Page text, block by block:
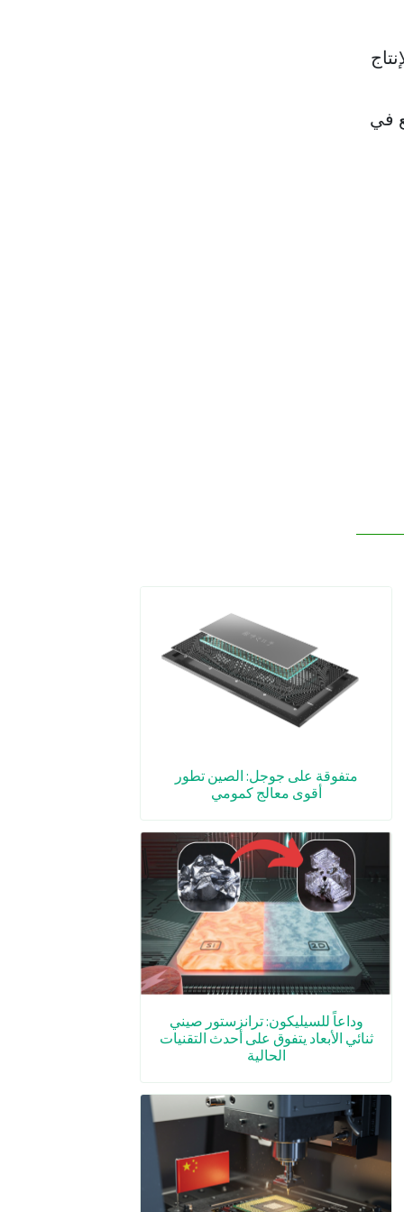
في
متفوقة على جوجل: الصين تطور
أقوى معالج كمومي
وداعاً للسيليكون: ترانزستور صيني
ثنائي الأبعاد يتفوق على أحدث التقنيات
الحالية